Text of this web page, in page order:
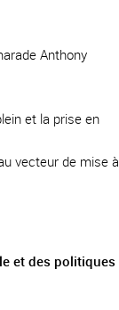
Anthony
et la prise en
vecteur de mise à
et des politiques